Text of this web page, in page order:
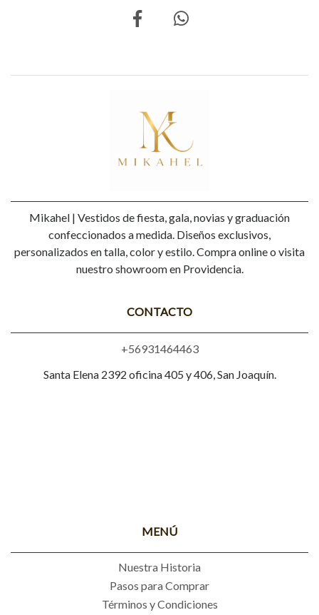
Mikahel | Vestidos de fiesta, gala, novias y graduación
confeccionados a medida. Diseños exclusivos,
personalizados en talla, color y estilo. Compra online o visita
nuestro showroom en Providencia.
CONTACTO
+56931464463
Santa Elena 2392 oficina 405 y 406, San Joaquín.
MENÚ
Nuestra Historia
Pasos para Comprar
Términos y Condiciones